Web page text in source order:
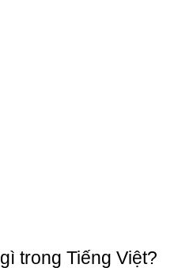
trong Tiếng Việt?